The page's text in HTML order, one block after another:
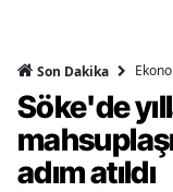
Son Dakika
Söke'de
adım atıldı